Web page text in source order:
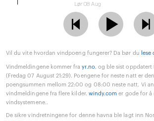
Lør 08 Aug
Vil du vite hvordan vindpoeng fungerer? Da bør du lese
Vindmeldingene kommer frayr.no, og ble sist oppdatert
(Fredag 07 August 21:29). Poengene for neste natt er
poengsummen mellom 22:00 og 08:00 neste natt. Vi
vindmeldingene fra flere kilder. windy.com er gode for å
vindsystemene..
De sikre vindretningene for denne havna ble lagt inn